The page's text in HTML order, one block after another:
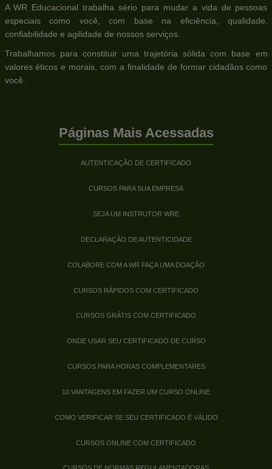
A WR Educacional trabalha sério para mudar a vida de pessoas
especiais como você, com base na eficiência, qualidade,
confiabilidade e agilidade de nossos serviços.
Trabalhamos para constituir uma trajetória sólida com base em
valores éticos e morais, com a finalidade de formar cidadãos como
você.
Páginas Mais Acessadas
AUTENTICAÇÃO DE CERTIFICADO
CURSOS PARA SUA EMPRESA
SEJA UM INSTRUTOR WRE
DECLARAÇÃO DE AUTENTICIDADE
COLABORE COM A WR FAÇA UMA DOAÇÃO
CURSOS RÁPIDOS COM CERTIFICADO
CURSOS GRÁTIS COM CERTIFICADO
ONDE USAR SEU CERTIFICADO DE CURSO
CURSOS PARA HORAS COMPLEMENTARES
10 VANTAGENS EM FAZER UM CURSO ONLINE
COMO VERIFICAR SE SEU CERTIFICADO É VÁLIDO
CURSOS ONLINE COM CERTIFICADO